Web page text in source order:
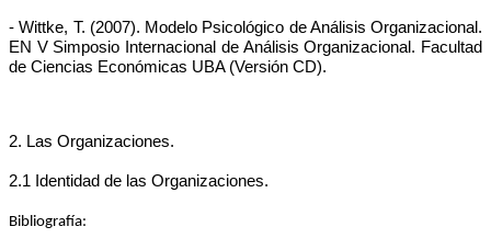
- Wittke, T. (2007). Modelo Psicológico de Análisis Organizacional.
EN V Simposio Internacional de Análisis Organizacional. Facultad
de Ciencias Económicas UBA (Versión CD).
2. Las Organizaciones.
2.1 Identidad de las Organizaciones.
Bibliografía: